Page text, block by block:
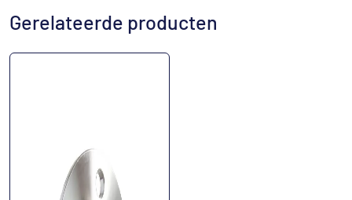
Gerelateerde producten